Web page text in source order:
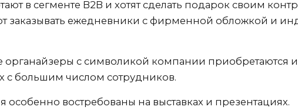
в сегменте B2B и хотят сделать подарок своим
заказывать ежедневники с фирменной обложкой и
с символикой компании приобретаются
с большим числом сотрудников.
особенно востребованы на выставках и презентациях.